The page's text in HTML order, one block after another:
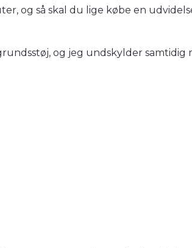
og så skal du lige købe en
og jeg undskylder samtidig